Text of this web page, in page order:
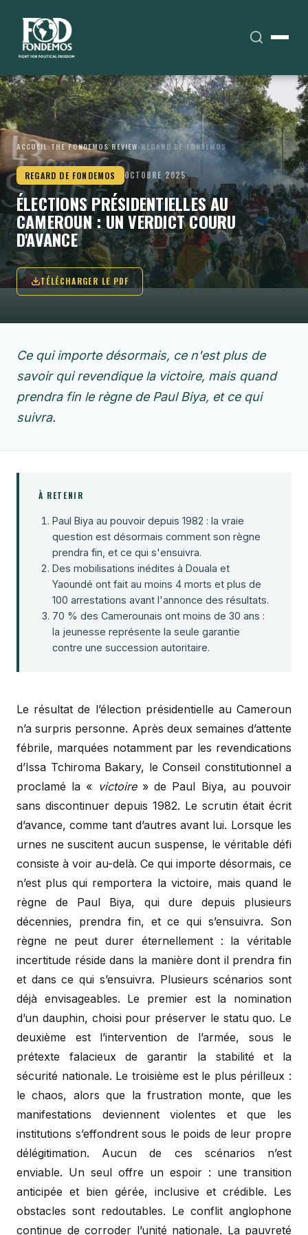
ACCUEIL› THE FONDEMOS REVIEW› REGARD DE FONDEMOS
REGARD DE FONDEMOS OCTOBRE 2025
ÉLECTIONS PRÉSIDENTIELLES AU
CAMEROUN : UN VERDICT COURU
D'AVANCE
TÉLÉCHARGER LE PDF
Ce qui importe désormais, ce n'est plus de
savoir qui revendique la victoire, mais quand
prendra fin le règne de Paul Biya, et ce qui
suivra.
À RETENIR
Paul Biya au pouvoir depuis 1982 : la vraie
question est désormais comment son règne
prendra fin, et ce qui s'ensuivra.
Des mobilisations inédites à Douala et
Yaoundé ont fait au moins 4 morts et plus de
100 arrestations avant l'annonce des résultats.
70 % des Camerounais ont moins de 30 ans :
la jeunesse représente la seule garantie
contre une succession autoritaire.
Le résultat de l’élection présidentielle au Cameroun
n’a surpris personne. Après deux semaines d’attente
fébrile, marquées notamment par les revendications
d’Issa Tchiroma Bakary, le Conseil constitutionnel a
proclamé la « victoire» de Paul Biya, au pouvoir
sans discontinuer depuis 1982. Le scrutin était écrit
d’avance, comme tant d’autres avant lui. Lorsque les
urnes ne suscitent aucun suspense, le véritable défi
consiste à voir au-delà. Ce qui importe désormais, ce
n’est plus qui remportera la victoire, mais quand le
règne de Paul Biya, qui dure depuis plusieurs
décennies, prendra fin, et ce qui s’ensuivra. Son
règne ne peut durer éternellement : la véritable
incertitude réside dans la manière dont il prendra fin
et dans ce qui s’ensuivra. Plusieurs scénarios sont
déjà envisageables. Le premier est la nomination
d’un dauphin, choisi pour préserver le statu quo. Le
deuxième est l’intervention de l’armée, sous le
prétexte falacieux de garantir la stabilité et la
sécurité nationale. Le troisième est le plus périlleux :
le chaos, alors que la frustration monte, que les
manifestations deviennent violentes et que les
institutions s’effondrent sous le poids de leur propre
délégitimation. Aucun de ces scénarios n’est
enviable. Un seul offre un espoir : une transition
anticipée et bien gérée, inclusive et crédible. Les
obstacles sont redoutables. Le conflit anglophone
continue de corroder l’unité nationale. La pauvreté